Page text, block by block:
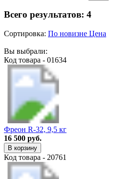
Всего результатов: 4
Сортировка: По новизне Цена
Вы выбрали:
Код товара - 01634
Фреон R-32, 9,5 кг
16 500 руб.
В корзину
Код товара - 20761